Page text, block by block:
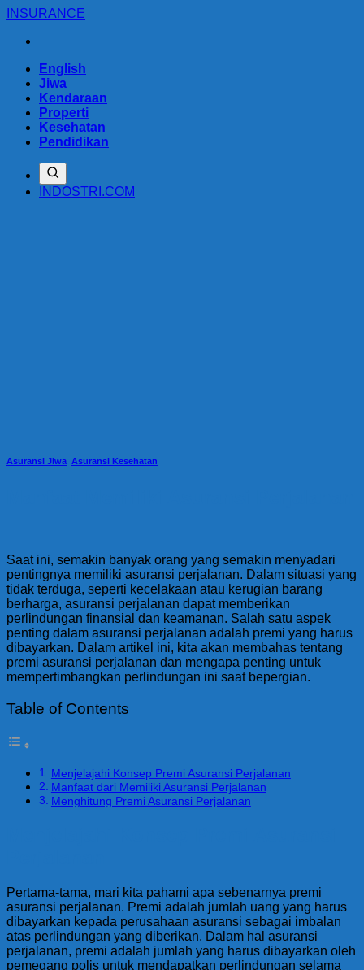
Skip
content
INSURANCE
English
Jiwa
Kendaraan
Properti
Kesehatan
Pendidikan
INDOSTRI.COM
Asuransi Jiwa Asuransi Kesehatan
Saat ini, semakin banyak orang yang semakin menyadari
pentingnya memiliki asuransi perjalanan. Dalam situasi yang
tidak terduga, seperti kecelakaan atau kerugian barang
berharga, asuransi perjalanan dapat memberikan
perlindungan finansial dan keamanan. Salah satu aspek
penting dalam asuransi perjalanan adalah premi yang harus
dibayarkan. Dalam artikel ini, kita akan membahas tentang
premi asuransi perjalanan dan mengapa penting untuk
mempertimbangkan perlindungan ini saat bepergian.
Table of Contents
Menjelajahi Konsep Premi Asuransi Perjalanan
Manfaat dari Memiliki Asuransi Perjalanan
Menghitung Premi Asuransi Perjalanan
Pertama-tama, mari kita pahami apa sebenarnya premi
asuransi perjalanan. Premi adalah jumlah uang yang harus
dibayarkan kepada perusahaan asuransi sebagai imbalan
atas perlindungan yang diberikan. Dalam hal asuransi
perjalanan, premi adalah jumlah yang harus dibayarkan oleh
pemegang polis untuk mendapatkan perlindungan selama